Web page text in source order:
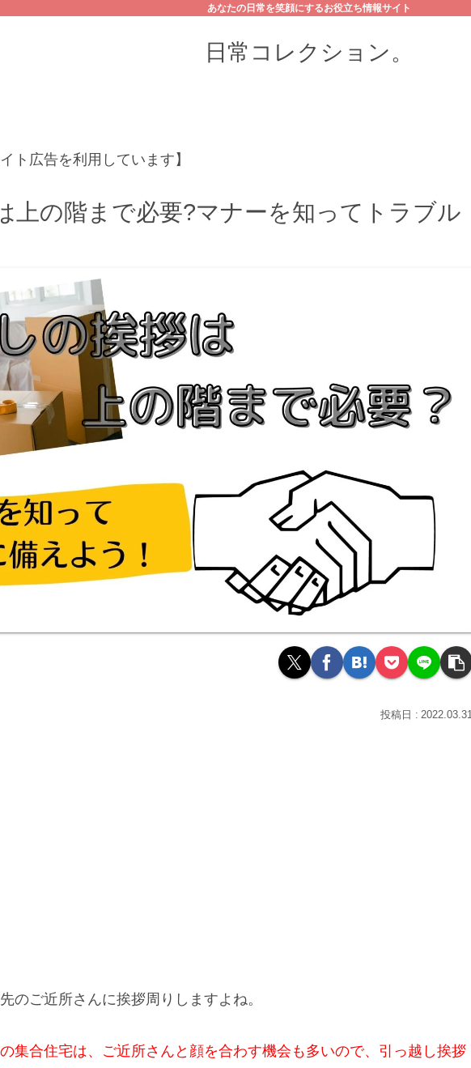
あなたの日常を笑顔にするお役立ち情報サイト
日常コレクション。
ト広告を利用しています】
上の階まで必要?マナーを知ってトラブル
2022.03.31
のご近所さんに挨拶周りしますよね。
集合住宅は、ご近所さんと顔を合わす機会も多いので、引っ越し挨拶